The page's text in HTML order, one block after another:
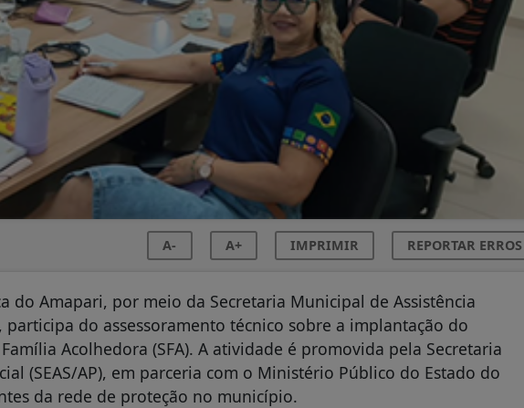
A- A+ IMPRIMIR REPORTAR ERROS
do Amapari, por meio da Secretaria Municipal de Assistência
participa do assessoramento técnico sobre a implantação do
Acolhedora (SFA). A atividade é promovida pela Secretaria
(SEAS/AP), em parceria com o Ministério Público do Estado do
da rede de proteção no município.